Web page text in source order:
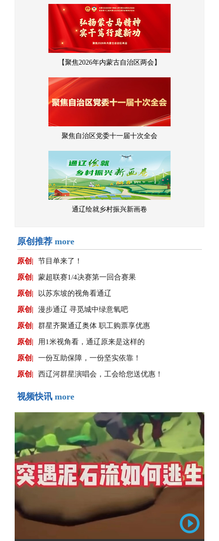
【聚焦2026年内蒙古自治区两会】
聚焦自治区党委十一届十次全会
通辽绘就乡村振兴新画卷
原创推荐 more
原创| 节目单来了！
原创| 蒙超联赛1/4决赛第一回合赛果
原创| 以苏东坡的视角看通辽
原创| 漫步通辽 寻觅城中绿意氧吧
原创| 群星齐聚通辽奥体 职工购票享优惠
原创| 用1米视角看，通辽原来是这样的
原创| 一份互助保障，一份坚实依靠！
原创| 西辽河群星演唱会，工会给您送优惠！
视频快讯 more